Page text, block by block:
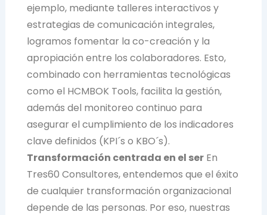
ejemplo, mediante talleres interactivos y
estrategias de comunicación integrales,
logramos fomentar la co-creación y la
apropiación entre los colaboradores. Esto,
combinado con herramientas tecnológicas
como el HCMBOK Tools, facilita la gestión,
además del monitoreo continuo para
asegurar el cumplimiento de los indicadores
clave definidos (KPI´s o KBO´s).
Transformación centrada en el serEn
Tres60 Consultores, entendemos que el éxito
de cualquier transformación organizacional
depende de las personas. Por eso, nuestras